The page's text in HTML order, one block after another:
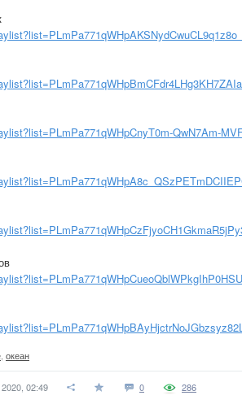
QwN7Am-
океан
02:49 0 286